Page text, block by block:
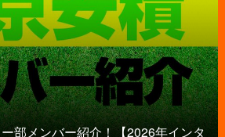
部メンバー紹介！【2026年インタ